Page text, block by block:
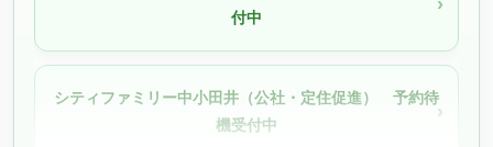
付中
シティファミリー中小田井（公社・定住促進） 予約待
機受付中